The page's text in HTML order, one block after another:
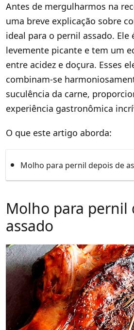
Antes de mergulharmos na
uma breve explicação sobre
ideal para o pernil assado. Ele
levemente picante e tem um
entre acidez e doçura. Esses
combinam-se
suculência da carne,
experiência gastronômica
O que este artigo aborda:
Molho para pernil depois de
Molho para pernil
assado